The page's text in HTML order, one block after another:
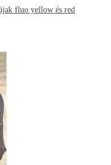
fluo yellow és red